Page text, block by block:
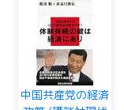
中国共産党の経済